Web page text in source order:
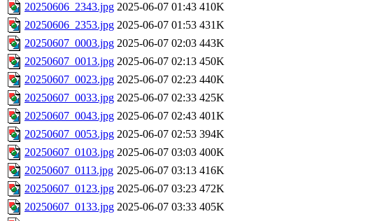
20250606_2343.jpg 2025-06-07 01:43 410K
20250606_2353.jpg 2025-06-07 01:53 431K
20250607_0003.jpg 2025-06-07 02:03 443K
20250607_0013.jpg 2025-06-07 02:13 450K
20250607_0023.jpg 2025-06-07 02:23 440K
20250607_0033.jpg 2025-06-07 02:33 425K
20250607_0043.jpg 2025-06-07 02:43 401K
20250607_0053.jpg 2025-06-07 02:53 394K
20250607_0103.jpg 2025-06-07 03:03 400K
20250607_0113.jpg 2025-06-07 03:13 416K
20250607_0123.jpg 2025-06-07 03:23 472K
20250607_0133.jpg 2025-06-07 03:33 405K